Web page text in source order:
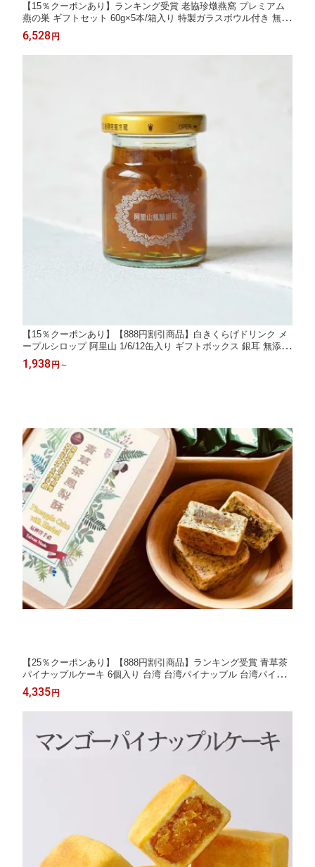
【15％クーポンあり】ランキング受賞 老協珍燉燕窩 プレミアム
燕の巣 ギフトセット 60g×5本/箱入り 特製ガラスボウル付き 無添
加 ツバメの巣 天然 健康食品 美肌 ドリンク 個包装【老協珍】台
湾発
6,528 円
【15％クーポンあり】【888円割引商品】白きくらげドリンク メ
ープルシロップ 阿里山 1/6/12缶入り ギフトボックス 銀耳 無添加
デザート ドリンク ビタミン ミネラル 多糖類 食物繊維 健康 栄養
【台湾精華食品】台湾発【送料無料】
1,938 円 ～
【25％クーポンあり】【888円割引商品】ランキング受賞 青草茶
パイナップルケーキ 6個入り 台湾 台湾パイナップル 台湾パイン
パイナップル ケーキ スイーツ お菓子 お茶請け 茶菓子 焼き菓子
中華菓子 無添加 雑誌掲載【一肥仔商行】台湾発
4,335 円